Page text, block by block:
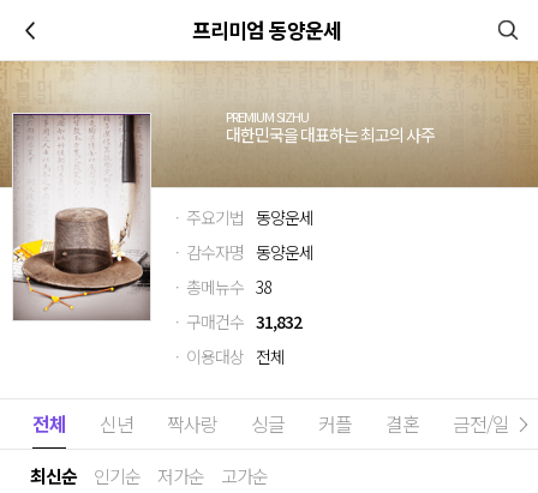
프리미엄 동양운세
PREMIUM SIZHU
대한민국을 대표하는 최고의 사주
· 주요기법 동양운세
· 감수자명 동양운세
· 총메뉴수 38
· 구매건수 31,832
· 이용대상 전체
전체 신년 짝사랑 싱글 커플 결혼 금전/일
최신순 인기순 저가순 고가순